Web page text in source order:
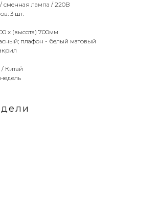
/ сменная лампа / 220В
3 шт.
х (высота) 700мм
плафон - белый матовый
Китай